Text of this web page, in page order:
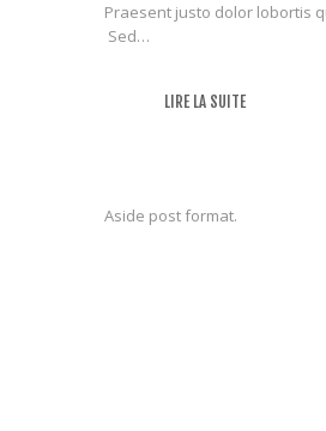
Praesent justo dolor lobortis
Sed…
LIRE LA SUITE
Aside post format.